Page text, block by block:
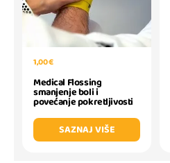
1,00 €
Medical Flossing
smanjenje boli i
povećanje pokretljivosti
SAZNAJ VIŠE